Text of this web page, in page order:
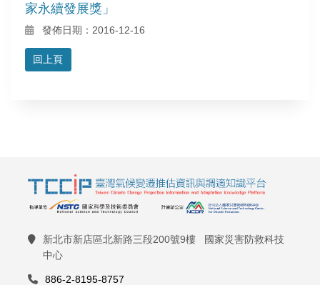
家永續發展獎」
發佈日期：2016-12-16
回上頁
新北市新店區北新路三段200號9樓 國家災害防救科技
中心
886-2-8195-8757